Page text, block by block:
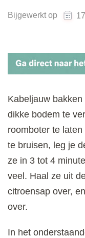
Bijgewerkt op
Kabeljauw
dikke bodem te
roomboter te
te bruisen, leg je
ze in 3 tot 4
veel. Haal ze uit
citroensap over,
over.
In het